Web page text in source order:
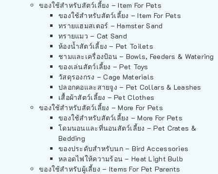
ของใช้สำหรับสัตว์เลี้ยง – Item For Pets
ของใช้สำหรับสัตว์เลี้ยง – Item For Pets
ทรายแฮมสเตอร์ – Hamster Sand
ทรายแมว – Cat Sand
ห้องน้ำสัตว์เลี้ยง – Pet Toilets
ชามและเครื่องป้อน – Bowls, Feeders & Watering
ของเล่นสัตว์เลี้ยง – Pet Toys
วัสดุรองกรง – Cage Materials
ปลอกคอและสายจูง – Pet Collars & Leashes
เสื้อผ้าสัตว์เลี้ยง – Pet Clothes
ของใช้สำหรับสัตว์เลี้ยง – More For Pets
ของใช้สำหรับสัตว์เลี้ยง – More For Pets
โดมนอนและที่นอนสัตว์เลี้ยง – Pet Crates &
Bedding
ของประดับสำหรับนก – Bird Accessories
หลอดไฟให้ความร้อน – Heat Light Bulb
ของใช้สำหรับผู้เลี้ยง – Items For Pet Parents